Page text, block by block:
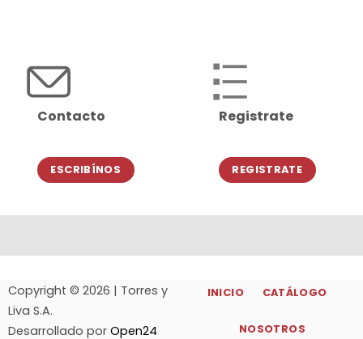
Contacto
ESCRIBÍNOS
Registrate
REGISTRATE
Copyright © 2026 | Torres y
Liva S.A.
Desarrollado por Open24
INICIO CATÁLOGO
NOSOTROS